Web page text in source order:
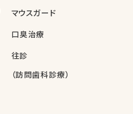
マウスガード
口臭治療
往診
（訪問歯科診療）